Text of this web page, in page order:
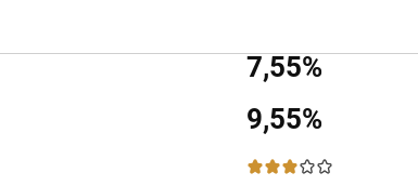
7,55%
9,55%
3 / 5